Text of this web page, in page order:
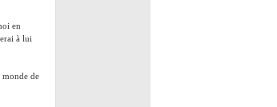
en
à lui
monde de